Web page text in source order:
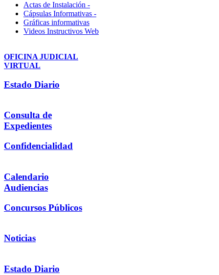
Actas de Instalación -
Cápsulas Informativas -
Gráficas informativas
Videos Instructivos Web
OFICINA JUDICIAL
VIRTUAL
Estado Diario
Consulta de
Expedientes
Confidencialidad
Calendario
Audiencias
Concursos Públicos
Noticias
Estado Diario